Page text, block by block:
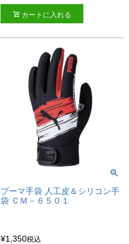
カートに入れる
プーマ手袋 人工皮＆シリコン手
袋 ＣＭ－６５０１
¥1,350税込